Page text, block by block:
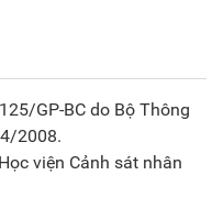
GP-BC do Bộ Thông
2008.
viện Cảnh sát nhân